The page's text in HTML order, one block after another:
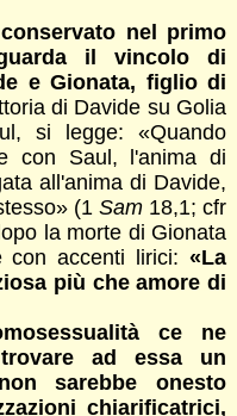
nel primo
il vincolo di
e Gionata, figlio di
di Davide su Golia
si legge: «Quando
con Saul, l'anima di
all'anima di Davide,
(1 Sam18,1; cfr
la morte di Gionata
con accenti lirici:«La
più che amore di
ce ne
ad essa un
sarebbe onesto
chiarificatrici,